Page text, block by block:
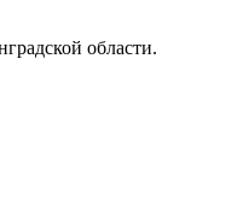
области.